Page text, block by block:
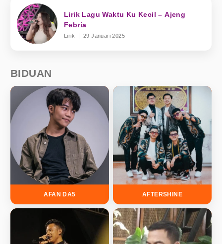
Lirik Lagu Waktu Ku Kecil – Ajeng
Febria
Lirik 29 Januari 2025
BIDUAN
AFAN DA5 AFTERSHINE